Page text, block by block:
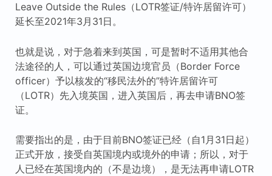
Leave Outside the Rules（LOTR签证/特许居留许可）
延长至2021年3月31日。
也就是说，对于急着来到英国，可是暂时不适用其他合
法途径的人，可以通过英国边境官员（Border Force
officer）予以核发的“移民法外的”特许居留许可
（LOTR）先入境英国，进入英国后，再去申请BNO签
证。
需要指出的是，由于目前BNO签证已经（自1月31日起）
正式开放，接受自英国境内或境外的申请；所以，对于
人已经在英国境内的（不是边境），是无法再申请LOTR